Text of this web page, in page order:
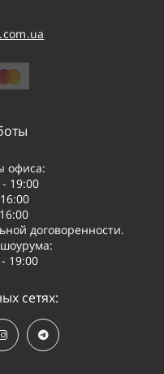
офиса:
19:00
договоренности.
19:00
сетях: